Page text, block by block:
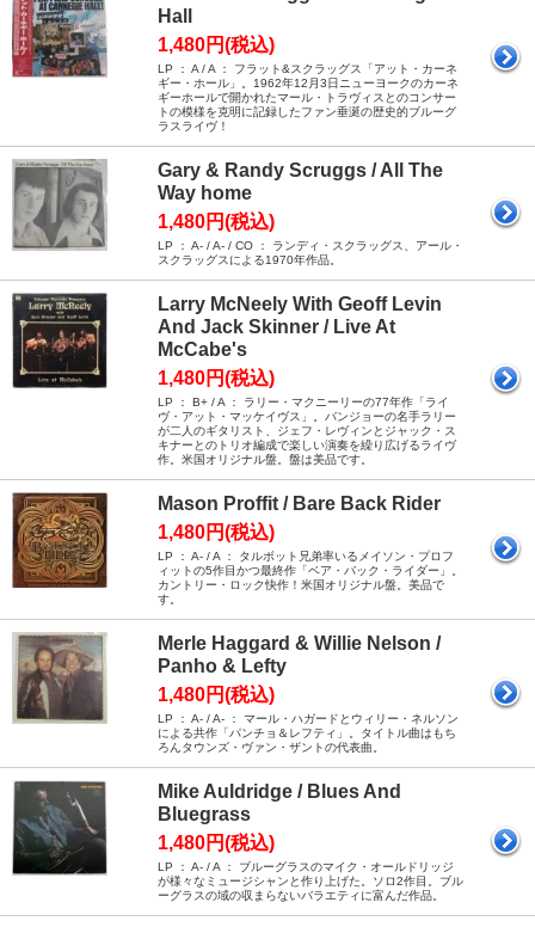
Hall
1,480円(税込)
LP ： A / A ： フラット&スクラッグス「アット・カーネ
ギー・ホール」。1962年12月3日ニューヨークのカーネ
ギーホールで開かれたマール・トラヴィスとのコンサー
トの模様を克明に記録したファン垂涎の歴史的ブルーグ
ラスライヴ！
Gary & Randy Scruggs / All The
Way home
1,480円(税込)
LP ： A- / A- / CO ： ランディ・スクラッグス、アール・
スクラッグスによる1970年作品。
Larry McNeely With Geoff Levin
And Jack Skinner / Live At
McCabe's
1,480円(税込)
LP ： B+ / A ： ラリー・マクニーリーの77年作「ライ
ヴ・アット・マッケイヴス」。バンジョーの名手ラリー
が二人のギタリスト、ジェフ・レヴィンとジャック・ス
キナーとのトリオ編成で楽しい演奏を繰り広げるライヴ
作。米国オリジナル盤。盤は美品です。
Mason Proffit / Bare Back Rider
1,480円(税込)
LP ： A- / A ： タルボット兄弟率いるメイソン・プロフ
ィットの5作目かつ最終作「ベア・バック・ライダー」。
カントリー・ロック快作！米国オリジナル盤。美品で
す。
Merle Haggard & Willie Nelson /
Panho & Lefty
1,480円(税込)
LP ： A- / A- ： マール・ハガードとウィリー・ネルソン
による共作「パンチョ＆レフティ」。タイトル曲はもち
ろんタウンズ・ヴァン・ザントの代表曲。
Mike Auldridge / Blues And
Bluegrass
1,480円(税込)
LP ： A- / A ： ブルーグラスのマイク・オールドリッジ
が様々なミュージシャンと作り上げた。ソロ2作目。ブル
ーグラスの域の収まらないバラエティに富んだ作品。